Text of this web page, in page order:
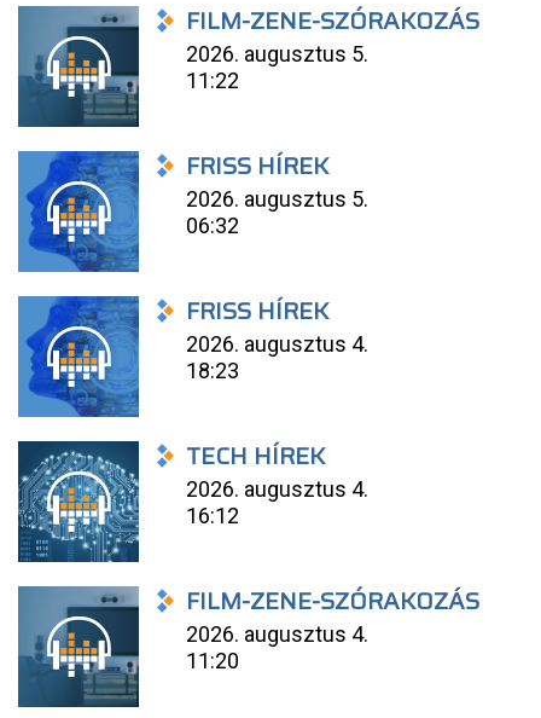
FILM-ZENE-SZÓRAKOZÁS
2026. augusztus 5.
11:22
FRISS HÍREK
2026. augusztus 5.
06:32
FRISS HÍREK
2026. augusztus 4.
18:23
TECH HÍREK
2026. augusztus 4.
16:12
FILM-ZENE-SZÓRAKOZÁS
2026. augusztus 4.
11:20